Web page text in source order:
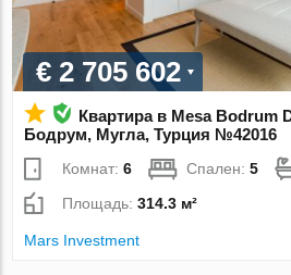
€ 2 705 602
Квартира в Mesa Bodrum
Бодрум, Мугла, Турция №42016
Комнат:6 Спален:5
Площадь:314.3 м²
Mars Investment